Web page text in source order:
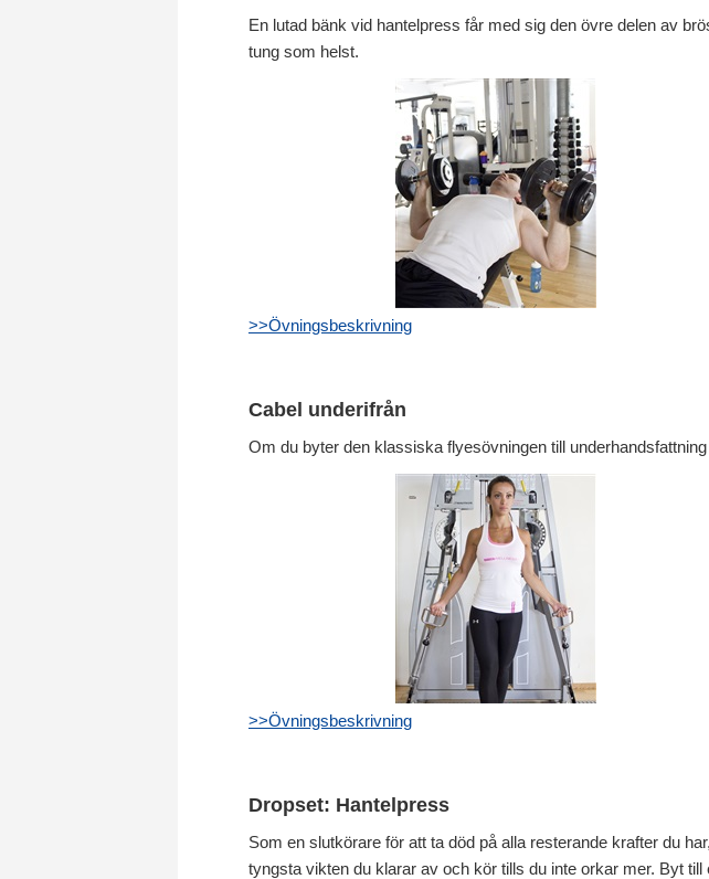
En lutad bänk vid hantelpress får med sig den övre delen av
tung som helst.
>>Övningsbeskrivning
Cabel underifrån
Om du byter den klassiska flyesövningen till
>>Övningsbeskrivning
Dropset: Hantelpress
Som en slutkörare för att ta död på alla resterande krafter du
tyngsta vikten du klarar av och kör tills du inte orkar mer. Byt